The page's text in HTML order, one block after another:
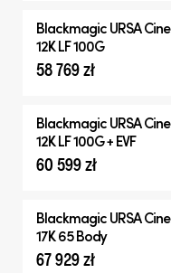
BlackmagicURSA Cine
12K LF 100G
58 769 zł
BlackmagicURSA Cine
12K LF 100G + EVF
60 599 zł
BlackmagicURSA Cine
17K 65 Body
67 929 zł